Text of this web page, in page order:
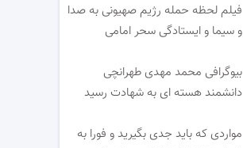
فیلم لحظه حمله رژیم صهیونی به صدا
و سیما و ایستادگی سحر امامی
بیوگرافی محمد مهدی طهرانچی
دانشمند هسته ای به شهادت رسید
مواردی که باید جدی بگیرید و فورا به